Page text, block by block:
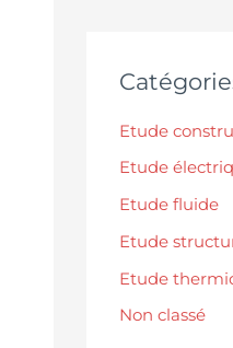
Etude
Etude
Etude fluide
Etude
Etude
Non classé